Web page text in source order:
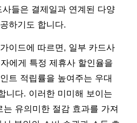
들은 결제일과 연계된 다양
하기도 합니다.
이드에 따르면, 일부 카드사
에게 특정 제휴사 할인율을
트 적립률을 높여주는 우대
니다. 이러한 미미해 보이는
유의미한 절감 효과를 가져